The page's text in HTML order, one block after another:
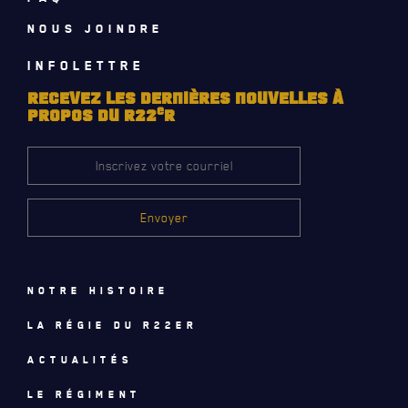
LERÉGIMENT
NOUS JOINDRE
INFOLETTRE
RECEVEZ LES DERNIÈRES NOUVELLES À
PROPOS DU R22eR
Notre histoire
La régie du R22eR
Actualités
Le régiment